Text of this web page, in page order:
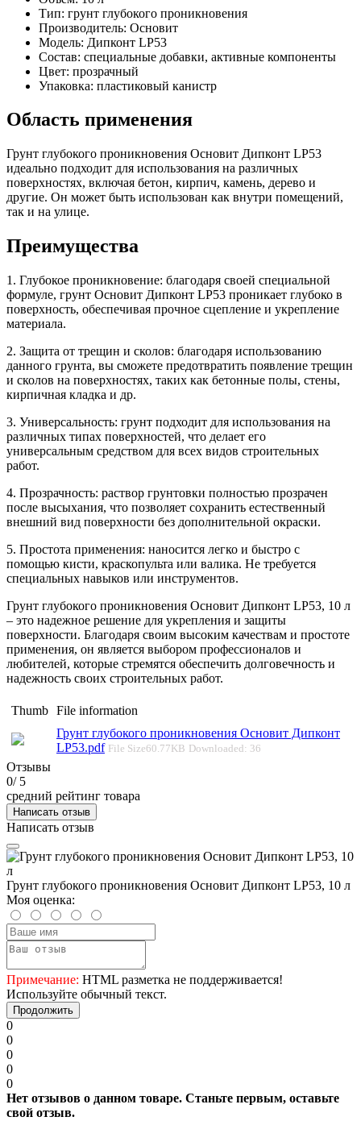
Тип: грунт глубокого проникновения
Производитель: Основит
Модель: Дипконт LP53
Состав: специальные добавки, активные компоненты
Цвет: прозрачный
Упаковка: пластиковый канистр
Область применения
Грунт глубокого проникновения Основит Дипконт LP53
идеально подходит для использования на различных
поверхностях, включая бетон, кирпич, камень, дерево и
другие. Он может быть использован как внутри помещений,
так и на улице.
Преимущества
1. Глубокое проникновение: благодаря своей специальной
формуле, грунт Основит Дипконт LP53 проникает глубоко в
поверхность, обеспечивая прочное сцепление и укрепление
материала.
2. Защита от трещин и сколов: благодаря использованию
данного грунта, вы сможете предотвратить появление трещин
и сколов на поверхностях, таких как бетонные полы, стены,
кирпичная кладка и др.
3. Универсальность: грунт подходит для использования на
различных типах поверхностей, что делает его
универсальным средством для всех видов строительных
работ.
4. Прозрачность: раствор грунтовки полностью прозрачен
после высыхания, что позволяет сохранить естественный
внешний вид поверхности без дополнительной окраски.
5. Простота применения: наносится легко и быстро с
помощью кисти, краскопульта или валика. Не требуется
специальных навыков или инструментов.
Грунт глубокого проникновения Основит Дипконт LP53, 10 л
– это надежное решение для укрепления и защиты
поверхности. Благодаря своим высоким качествам и простоте
применения, он является выбором профессионалов и
любителей, которые стремятся обеспечить долговечность и
надежность своих строительных работ.
Thumb File information
Грунт глубокого проникновения Основит Дипконт
LP53.pdf File Size60.77KB Downloaded: 36
Отзывы
0/ 5
средний рейтинг товара
Написать отзыв
Написать отзыв
Грунт глубокого проникновения Основит Дипконт LP53, 10 л
Моя оценка:
Примечание: HTML разметка не поддерживается!
Используйте обычный текст.
Продолжить
0
0
0
0
0
Нет отзывов о данном товаре. Станьте первым, оставьте
свой отзыв.